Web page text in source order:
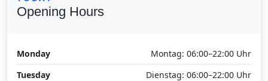
Opening Hours
Monday
Montag: 06:00–22:00 Uhr
Tuesday
Dienstag: 06:00–22:00 Uhr